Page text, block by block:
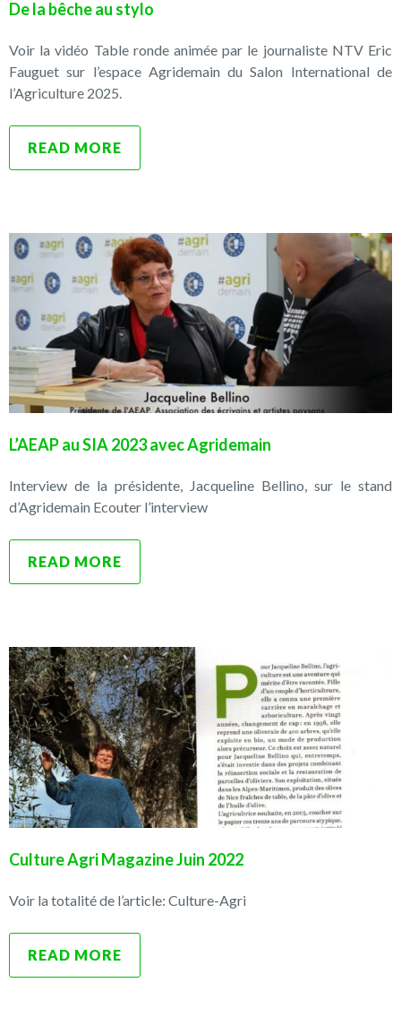
De la bêche au stylo
Voir la vidéo Table ronde animée par le journaliste NTV Eric
Fauguet sur l’espace Agridemain du Salon International de
l’Agriculture 2025.
READ MORE
L’AEAP au SIA 2023 avec Agridemain
Interview de la présidente, Jacqueline Bellino, sur le stand
d’Agridemain Ecouter l’interview
READ MORE
Culture Agri Magazine Juin 2022
Voir la totalité de l’article: Culture-Agri
READ MORE